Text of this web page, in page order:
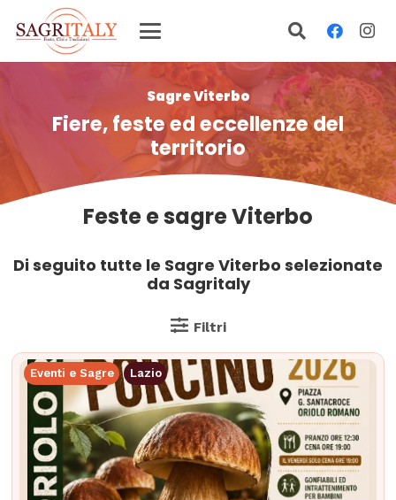
Sagre Viterbo
Fiere, feste ed eccellenze del
territorio
Feste e sagre Viterbo
Di seguito tutte le Sagre Viterbo selezionate
da Sagritaly
Filtri
Eventi e Sagre Lazio